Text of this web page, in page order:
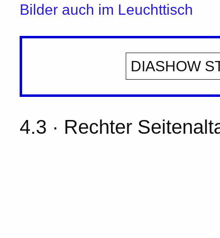
Bilder auch im Leuchttisch
DIASHOW
4.3 · Rechter